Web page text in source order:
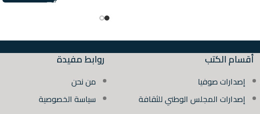
أقسام الكتب
إصدارات صوفيا
إصدارات المجلس الوطني للثقافة
روابط مفيدة
من نحن
سياسة الخصوصية